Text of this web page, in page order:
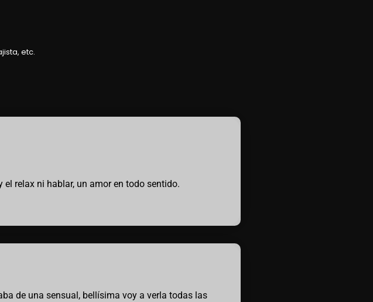
etc.
de una sensual, bellísima voy a verla todas las
relax ni hablar, un amor en todo sentido.